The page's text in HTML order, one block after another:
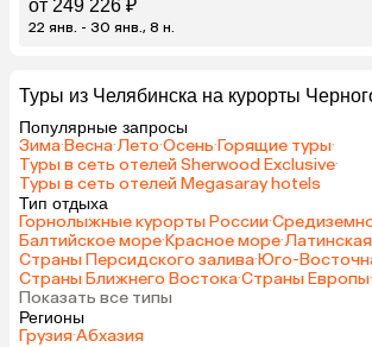
от 249 226 ₽
22 янв. - 30 янв., 8 н.
Туры из Челябинска на курорты
Популярные запросы
Зима·Весна·Лето·Осень·Горящие туры·
Туры в сеть отелей Sherwood Exclusive·
Туры в сеть отелей Megasaray hotels
Тип отдыха
Горнолыжные курорты России·
Балтийское море·Красное море·
Страны Персидского залива·Юго-
Страны Ближнего Востока·Страны Европы·
Показать все типы
Регионы
Грузия·Абхазия